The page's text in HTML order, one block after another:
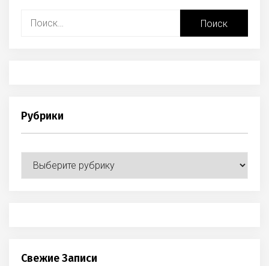
Найти:
Рубрики
Рубрики
Свежие Записи